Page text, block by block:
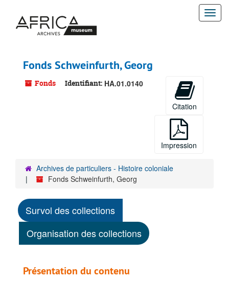
contenu
Fonds Schweinfurth, Georg
Fonds Identifiant: HA.01.0140
Citation
Impression
Archives de particuliers - Histoire coloniale
Fonds Schweinfurth, Georg
Survol des collections
Organisation des collections
Présentation du contenu